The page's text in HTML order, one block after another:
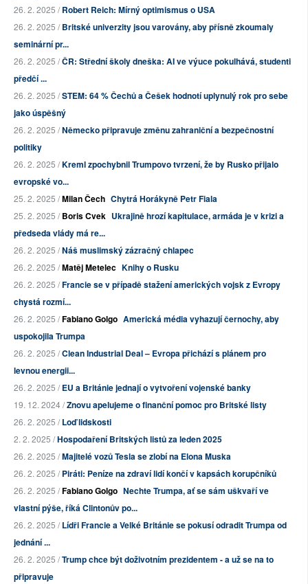
26. 2. 2025 /Robert Reich: Mírný optimismus o USA
26. 2. 2025 /Britské univerzity jsou varovány, aby přísně zkoumaly
seminární pr...
26. 2. 2025 /ČR: Střední školy dneška: AI ve výuce pokulhává, studenti
předčí ...
26. 2. 2025 /STEM: 64 % Čechů a Češek hodnotí uplynulý rok pro sebe
jako úspěšný
26. 2. 2025 /Německo připravuje změnu zahraniční a bezpečnostní
politiky
26. 2. 2025 /Kreml zpochybnil Trumpovo tvrzení, že by Rusko přijalo
evropské vo...
25. 2. 2025 /Milan Čech Chytrá Horákyně Petr Fiala
25. 2. 2025 /Boris Cvek Ukrajině hrozí kapitulace, armáda je v krizi a
předseda vlády má re...
26. 2. 2025 /Náš muslimský zázračný chlapec
26. 2. 2025 /Matěj Metelec Knihy o Rusku
26. 2. 2025 /Francie se v případě stažení amerických vojsk z Evropy
chystá rozmí...
26. 2. 2025 /Fabiano Golgo Americká média vyhazují černochy, aby
uspokojila Trumpa
26. 2. 2025 /Clean Industrial Deal – Evropa přichází s plánem pro
levnou energii...
26. 2. 2025 /EU a Británie jednají o vytvoření vojenské banky
19. 12. 2024 /Znovu apelujeme o finanční pomoc pro Britské listy
26. 2. 2025 /Loď lidskosti
2. 2. 2025 /Hospodaření Britských listů za leden 2025
26. 2. 2025 /Majitelé vozů Tesla se zlobí na Elona Muska
26. 2. 2025 /Piráti: Peníze na zdraví lidí končí v kapsách korupčníků
26. 2. 2025 /Fabiano Golgo Nechte Trumpa, ať se sám uškvaří ve
vlastní pýše, říká Clintonův po...
26. 2. 2025 /Lídři Francie a Velké Británie se pokusí odradit Trumpa od
jednání ...
26. 2. 2025 /Trump chce být doživotním prezidentem - a už se na to
připravuje